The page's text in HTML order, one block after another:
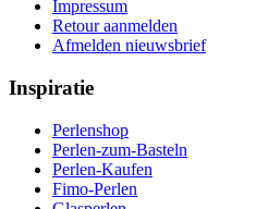
Impressum
Retour aanmelden
Afmelden nieuwsbrief
Inspiratie
Perlenshop
Perlen-zum-Basteln
Perlen-Kaufen
Fimo-Perlen